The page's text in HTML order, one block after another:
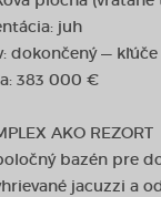
juh
dokončený —
383 000 €
AKO REZORT
bazén pre
jacuzzi a